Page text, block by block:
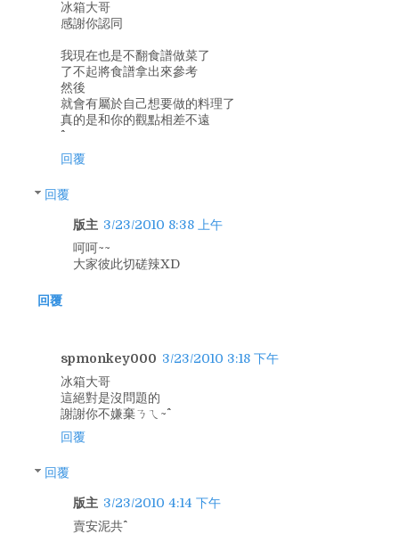
冰箱大哥
感謝你認同
我現在也是不翻食譜做菜了
了不起將食譜拿出來參考
然後
就會有屬於自己想要做的料理了
真的是和你的觀點相差不遠
回覆
回覆
版主 3/23/2010 8:38 上午
呵呵~~
大家彼此切磋辣XD
回覆
spmonkey000 3/23/2010 3:18 下午
冰箱大哥
這絕對是沒問題的
謝謝你不嫌棄ㄋㄟ~^^
回覆
回覆
版主 3/23/2010 4:14 下午
賣安泥共^^